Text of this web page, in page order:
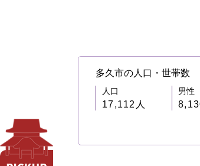
多久市の人口・世帯数
人口
17,112人
男性